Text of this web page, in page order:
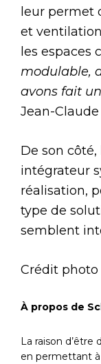
leur permet
et
les espaces
modulable,
avons fait
Jean-Claude
De son
intégrateur
réalisation,
type de
semblent
Crédit photo
À propos de
La raison d’être
en permettant